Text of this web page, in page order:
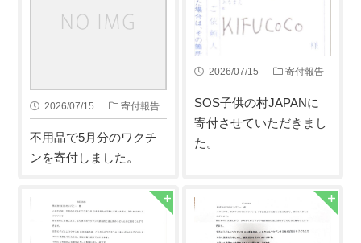
2026/07/15 寄付報告
不用品で5月分のワクチ
ンを寄付しました。
2026/07/15 寄付報告
SOS子供の村JAPANに
寄付させていただきまし
た。